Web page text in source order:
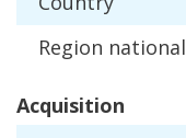
Region national
Acquisition